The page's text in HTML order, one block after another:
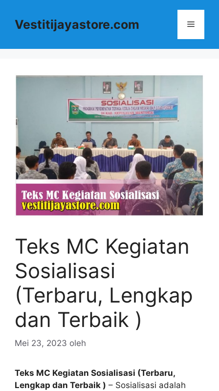
Vestitijayastore.com Menu
Teks MC Kegiatan
Sosialisasi
(Terbaru, Lengkap
dan Terbaik )
Mei 23, 2023 oleh
Teks MC Kegiatan Sosialisasi (Terbaru,
Lengkap dan Terbaik ) – Sosialisasi adalah